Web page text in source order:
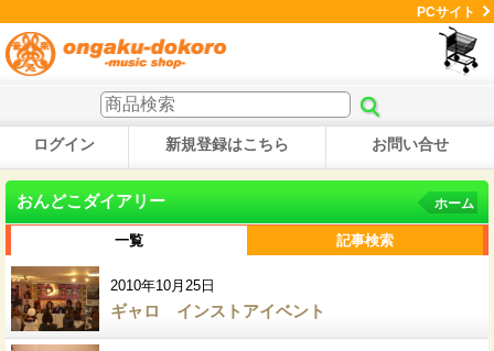
PCサイト
ログイン 新規登録はこちら お問い合せ
おんどこダイアリー ホーム
一覧 記事検索
2010年10月25日
ギャロ インストアイベント